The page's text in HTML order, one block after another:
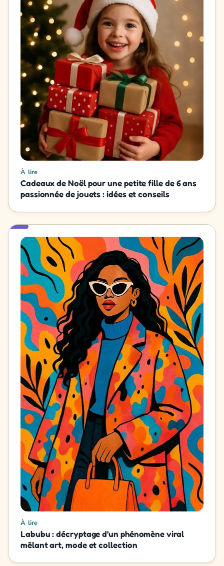
À lire
Cadeaux de Noël pour une petite fille de 6 ans
passionnée de jouets : idées et conseils
À lire
Labubu : décryptage d’un phénomène viral
mêlant art, mode et collection